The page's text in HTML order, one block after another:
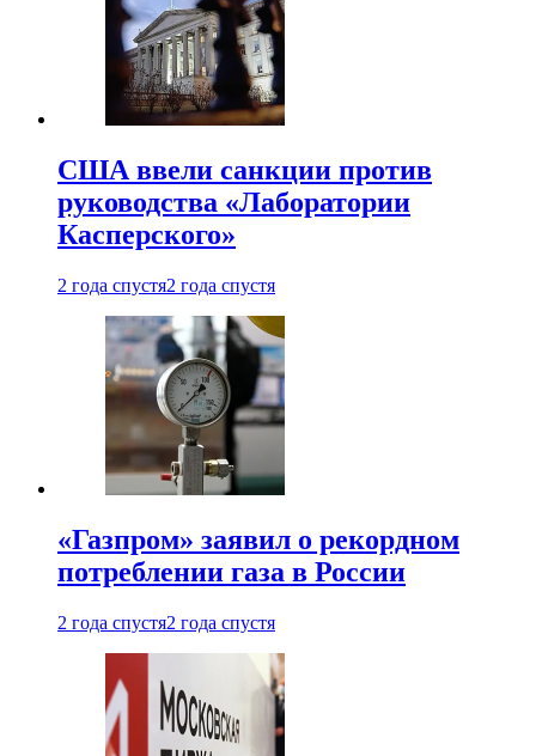
США ввели санкции против
руководства «Лаборатории
Касперского»
2 года спустя2 года спустя
«Газпром» заявил о рекордном
потреблении газа в России
2 года спустя2 года спустя